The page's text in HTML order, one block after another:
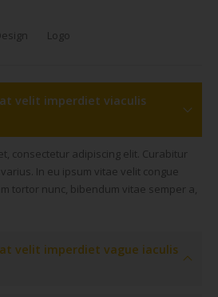
Logo
velit imperdiet viaculis
consectetur adipiscing elit. Curabitur
In eu ipsum vitae velit congue
tortor nunc, bibendum vitae semper a,
velit imperdiet vague iaculis